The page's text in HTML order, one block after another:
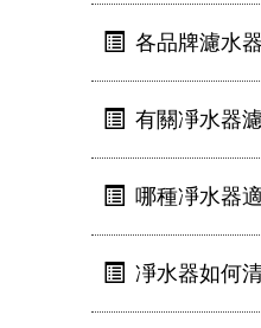
各品牌濾水
有關凈水器
哪種凈水器
凈水器如何